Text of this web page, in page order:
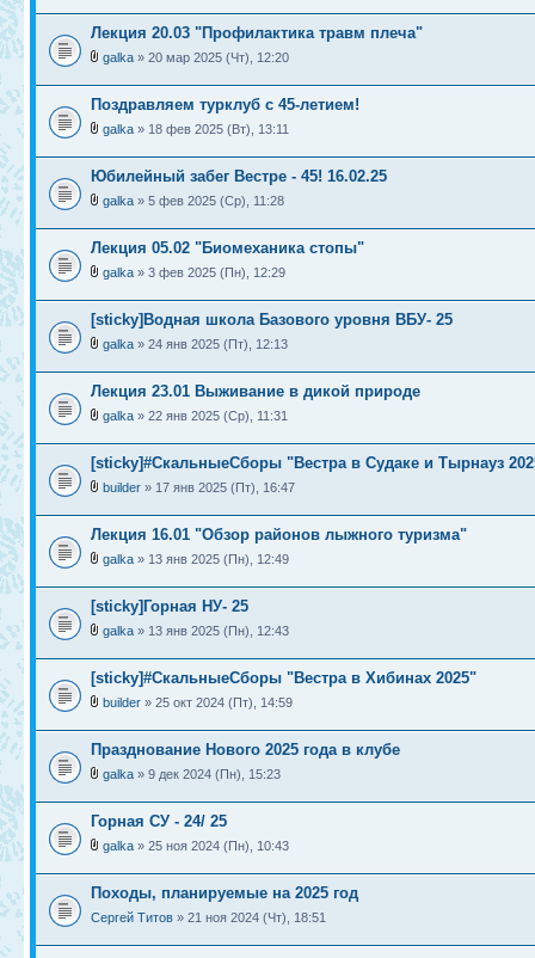
Лекция 20.03 "Профилактика травм плеча"
galka » 20 мар 2025 (Чт), 12:20
Поздравляем турклуб с 45-летием!
galka » 18 фев 2025 (Вт), 13:11
Юбилейный забег Вестре - 45! 16.02.25
galka » 5 фев 2025 (Ср), 11:28
Лекция 05.02 "Биомеханика стопы"
galka » 3 фев 2025 (Пн), 12:29
[sticky]Водная школа Базового уровня ВБУ- 25
galka » 24 янв 2025 (Пт), 12:13
Лекция 23.01 Выживание в дикой природе
galka » 22 янв 2025 (Ср), 11:31
[sticky]#СкальныеСборы "Вестра в Судаке и Тырнауз
builder » 17 янв 2025 (Пт), 16:47
Лекция 16.01 "Обзор районов лыжного туризма"
galka » 13 янв 2025 (Пн), 12:49
[sticky]Горная НУ- 25
galka » 13 янв 2025 (Пн), 12:43
[sticky]#СкальныеСборы "Вестра в Хибинах 2025"
builder » 25 окт 2024 (Пт), 14:59
Празднование Нового 2025 года в клубе
galka » 9 дек 2024 (Пн), 15:23
Горная СУ - 24/ 25
galka » 25 ноя 2024 (Пн), 10:43
Походы, планируемые на 2025 год
Сергей Титов » 21 ноя 2024 (Чт), 18:51